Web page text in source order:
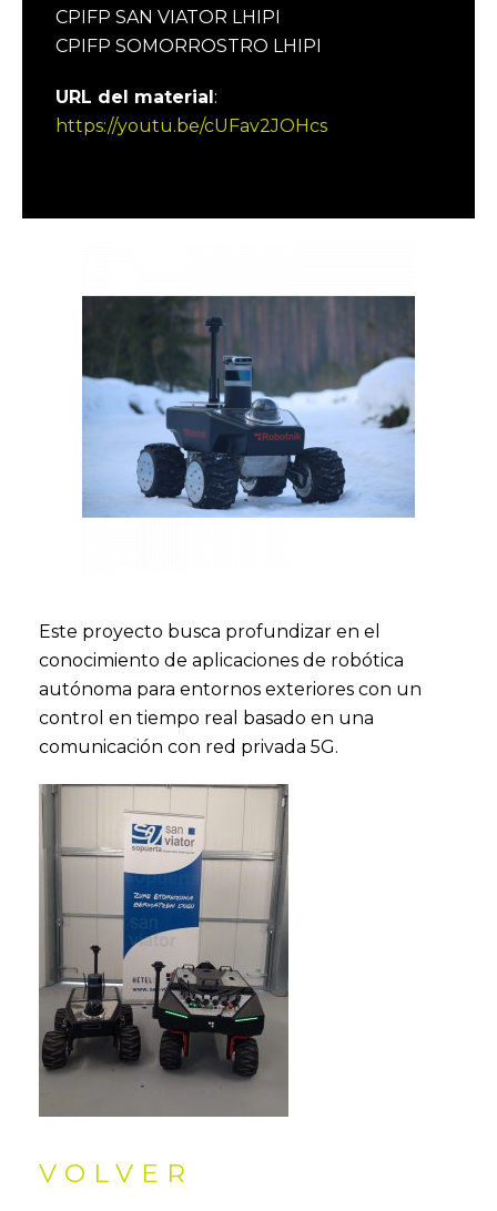
CPIFP SAN VIATOR LHIPI
CPIFP SOMORROSTRO LHIPI
URL del material:
https://youtu.be/cUFav2JOHcs
Este proyecto busca profundizar en el
conocimiento de aplicaciones de robótica
autónoma para entornos exteriores con un
control en tiempo real basado en una
comunicación con red privada 5G.
VOLVER